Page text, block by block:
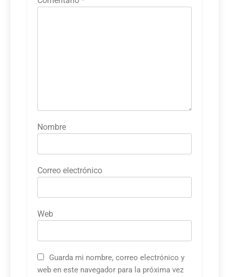
Nombre
Correo electrónico
Web
Guarda mi nombre, correo electrónico y
web en este navegador para la próxima vez